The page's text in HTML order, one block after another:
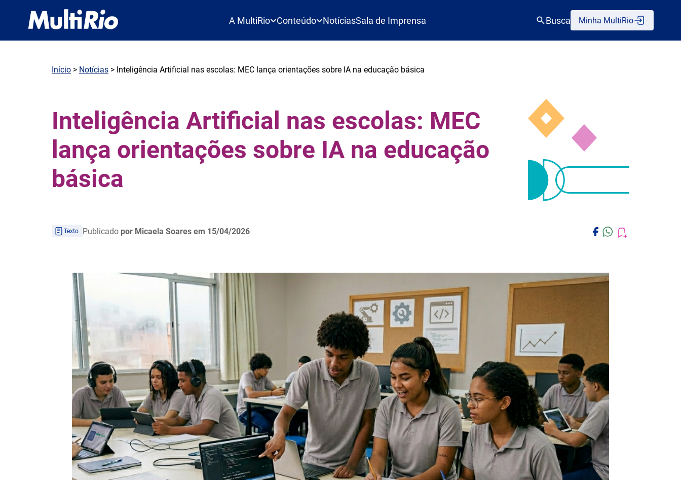
A MultiRio Conteúdo NotíciasSala de Imprensa Busca Minha MultiRio
Início > Notícias > Inteligência Artificial nas escolas: MEC lança orientações sobre IA na educação básica
Inteligência Artificial nas escolas: MEC
lança orientações sobre IA na educação
básica
Texto Publicado por Micaela Soares em 15/04/2026